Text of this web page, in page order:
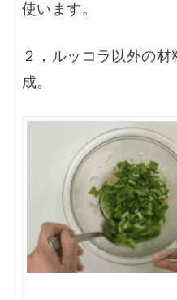
使います。
２， ルッコラ以外の
成。